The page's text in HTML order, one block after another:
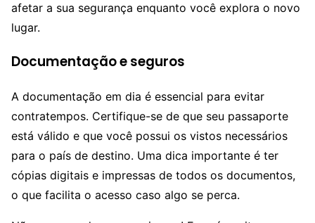
afetar a sua segurança enquanto você explora o novo
lugar.
Documentação e seguros
A documentação em dia é essencial para evitar
contratempos. Certifique-se de que seu passaporte
está válido e que você possui os vistos necessários
para o país de destino. Uma dica importante é ter
cópias digitais e impressas de todos os documentos,
o que facilita o acesso caso algo se perca.